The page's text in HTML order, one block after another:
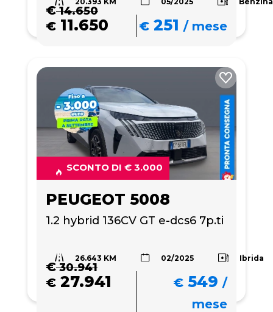
€14.650
€ 11.650 € 251 /mese
SCONTO DI € 3.000
PEUGEOT 5008
1.2 hybrid 136CV GT e-dcs6 7p.ti
26.643 KM 02/2025 Ibrida
€30.941
€ 27.941 € 549 /
mese